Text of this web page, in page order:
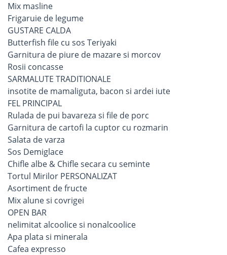
Mix masline
Frigaruie de legume
GUSTARE CALDA
Butterfish file cu sos Teriyaki
Garnitura de piure de mazare si morcov
Rosii concasse
SARMALUTE TRADITIONALE
insotite de mamaliguta, bacon si ardei iute
FEL PRINCIPAL
Rulada de pui bavareza si file de porc
Garnitura de cartofi la cuptor cu rozmarin
Salata de varza
Sos Demiglace
Chifle albe & Chifle secara cu seminte
Tortul Mirilor PERSONALIZAT
Asortiment de fructe
Mix alune si covrigei
OPEN BAR
nelimitat alcoolice si nonalcoolice
Apa plata si minerala
Cafea expresso